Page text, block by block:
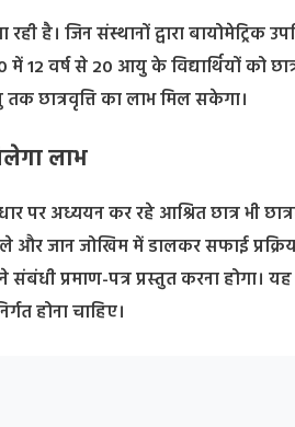
है। जिन संस्थानों द्वारा बायोमेट्रिक
12 वर्ष से 20 आयु के विद्यार्थियों को
तक छात्रवृत्ति का लाभ मिल सकेगा।
लाभ
पर अध्ययन कर रहे आश्रित छात्र भी
और जान जोखिम में डालकर सफाई
प्रमाण-पत्र प्रस्तुत करना होगा।
होना चाहिए।